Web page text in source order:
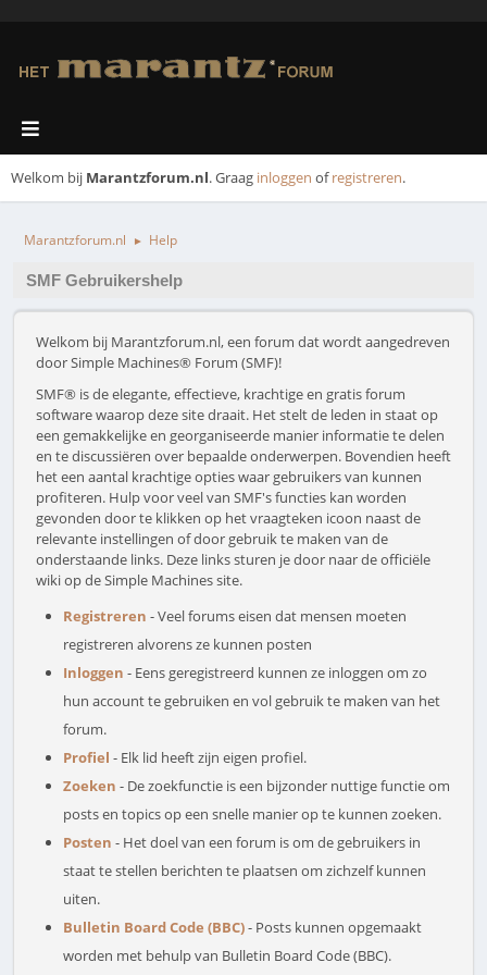
Welkom bij Marantzforum.nl. Graag inloggen ofregistreren.
Marantzforum.nl ► Help
SMF Gebruikershelp
Welkom bij Marantzforum.nl, een forum dat wordt aangedreven
door Simple Machines® Forum (SMF)!
SMF® is de elegante, effectieve, krachtige en gratis forum
software waarop deze site draait. Het stelt de leden in staat op
een gemakkelijke en georganiseerde manier informatie te delen
en te discussiëren over bepaalde onderwerpen. Bovendien heeft
het een aantal krachtige opties waar gebruikers van kunnen
profiteren. Hulp voor veel van SMF's functies kan worden
gevonden door te klikken op het vraagteken icoon naast de
relevante instellingen of door gebruik te maken van de
onderstaande links. Deze links sturen je door naar de officiële
wiki op de Simple Machines site.
Registreren - Veel forums eisen dat mensen moeten
registreren alvorens ze kunnen posten
Inloggen - Eens geregistreerd kunnen ze inloggen om zo
hun account te gebruiken en vol gebruik te maken van het
forum.
Profiel - Elk lid heeft zijn eigen profiel.
Zoeken - De zoekfunctie is een bijzonder nuttige functie om
posts en topics op een snelle manier op te kunnen zoeken.
Posten - Het doel van een forum is om de gebruikers in
staat te stellen berichten te plaatsen om zichzelf kunnen
uiten.
Bulletin Board Code (BBC)- Posts kunnen opgemaakt
worden met behulp van Bulletin Board Code (BBC).